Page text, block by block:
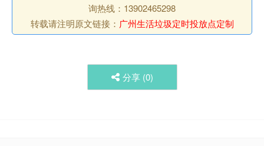
询热线：13902465298
转载请注明原文链接： 广州生活垃圾定时投放点定制
分享 (0)